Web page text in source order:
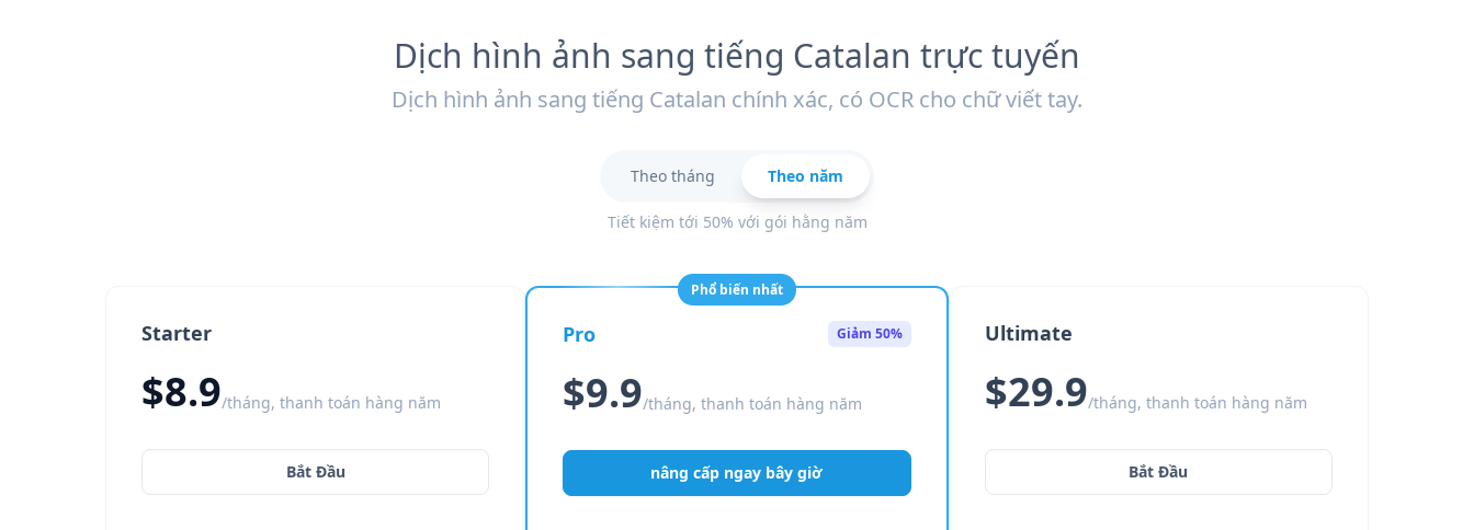
Dịch hình ảnh sang tiếng Catalan trực tuyến
Dịch hình ảnh sang tiếng Catalan chính xác, có OCR cho chữ viết tay.
Theo tháng Theo năm
Tiết kiệm tới 50% với gói hằng năm
Starter
$8.9/tháng, thanh toán hàng năm
Bắt Đầu
Phổ biến nhất
Pro Giảm 50%
$9.9/tháng, thanh toán hàng năm
nâng cấp ngay bây giờ
Ultimate
$29.9/tháng, thanh toán hàng năm
Bắt Đầu